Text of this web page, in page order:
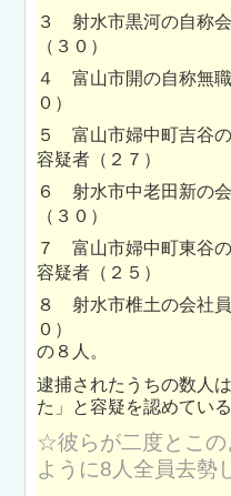
３ 射水市黒河の自称
（３０）
４ 富山市開の自称無職
０）
５ 富山市婦中町吉谷の
容疑者（２７）
６ 射水市中老田新の
（３０）
７ 富山市婦中町東谷
容疑者（２５）
８ 射水市椎土の会社
０）
の８人。
逮捕されたうちの数人は
た」 と容疑を認めてい
☆彼らが二度とこの
ように8人全員去勢